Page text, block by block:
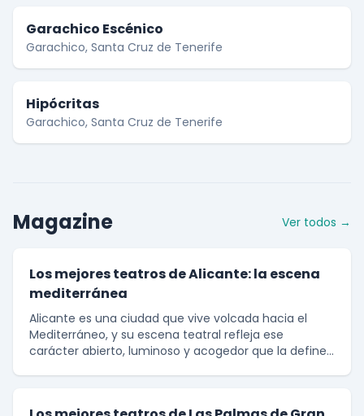
Garachico Escénico
Garachico, Santa Cruz de Tenerife
Hipócritas
Garachico, Santa Cruz de Tenerife
Magazine Ver todos →
Los mejores teatros de Alicante: la escena
mediterránea
Alicante es una ciudad que vive volcada hacia el
Mediterráneo, y su escena teatral refleja ese
carácter abierto, luminoso y acogedor que la define.